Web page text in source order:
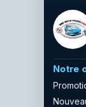
Notre